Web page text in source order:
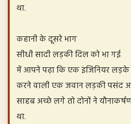
था.
कहानी के दूसरे भाग
सीधी सादी लड़की दिल को भा गई
में आपने पढ़ा कि एक इंजिनियर
करने वाली एक जवान लड़की पसंद
साहब अच्छे लगे तो दोनों ने
था.